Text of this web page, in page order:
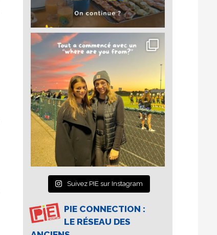
Suivez PIE sur Instagram
PIE CONNECTION :
LE RÉSEAU DES